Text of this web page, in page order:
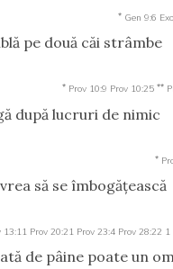
* Gen 9:6
pe două căi strâmbe
* Prov 10:9 Prov 10:25 **
după lucruri de nimic
*
să se îmbogăţească
13:11 Prov 20:21 Prov 23:4 Prov 28:22 1
de pâine poate un